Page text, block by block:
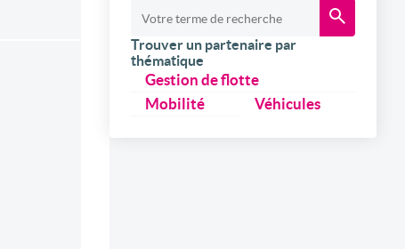
Trouver un partenaire par
thématique
Gestion de flotte
Mobilité
Véhicules